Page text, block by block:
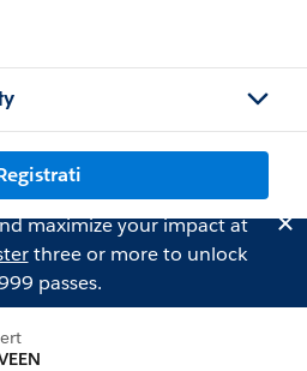
maximize your impact at
three or more to unlock
passes.